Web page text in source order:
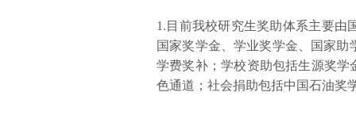
1.目前我校研究生奖助体系主要由
国家奖学金、学业奖学金、国家
学费奖补；学校资助包括生源奖学
色通道；社会捐助包括中国石油奖